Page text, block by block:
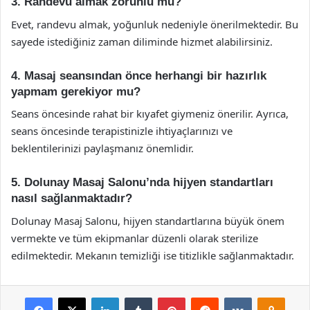
Evet, randevu almak, yoğunluk nedeniyle önerilmektedir. Bu
sayede istediğiniz zaman diliminde hizmet alabilirsiniz.
4. Masaj seansından önce herhangi bir hazırlık
yapmam gerekiyor mu?
Seans öncesinde rahat bir kıyafet giymeniz önerilir. Ayrıca,
seans öncesinde terapistinizle ihtiyaçlarınızı ve
beklentilerinizi paylaşmanız önemlidir.
5. Dolunay Masaj Salonu’nda hijyen standartları
nasıl sağlanmaktadır?
Dolunay Masaj Salonu, hijyen standartlarına büyük önem
vermekte ve tüm ekipmanlar düzenli olarak sterilize
edilmektedir. Mekanın temizliği ise titizlikle sağlanmaktadır.
Facebook
X LinkedInTumblr PinterestReddit VKontakte